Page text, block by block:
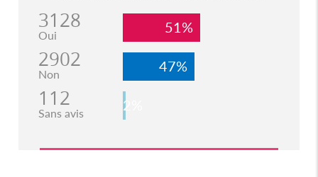
3128
Oui 51%
2902
Non 47%
112
Sans avis 2%